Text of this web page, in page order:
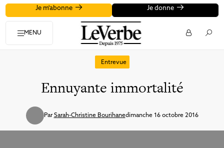
Je m'abonne Je donne
MENU
Entrevue
Ennuyante immortalité
ParSarah-Christine Bourihanedimanche 16 octobre 2016